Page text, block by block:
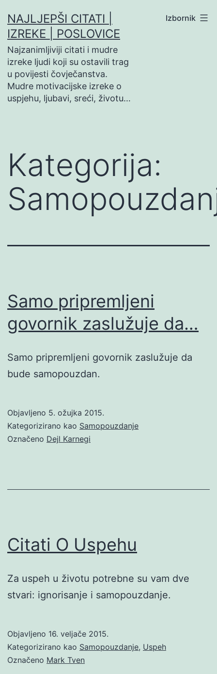
na
sadržaj
NAJLJEPŠI CITATI |
IZREKE | POSLOVICE
Najzanimljiviji citati i mudre
izreke ljudi koji su ostavili trag
u povijesti čovječanstva.
Mudre motivacijske izreke o
uspjehu, ljubavi, sreći, životu…
Izbornik
Kategorija:
Samo pripremljeni
govornik zaslužuje da…
Samo pripremljeni govornik zaslužuje da
bude samopouzdan.
Objavljeno 5. ožujka 2015.
Kategorizirano kao Samopouzdanje
Označeno Dejl Karnegi
Citati O Uspehu
Za uspeh u životu potrebne su vam dve
stvari: ignorisanje i samopouzdanje.
Objavljeno 16. veljače 2015.
Kategorizirano kao Samopouzdanje, Uspeh
Označeno Mark Tven